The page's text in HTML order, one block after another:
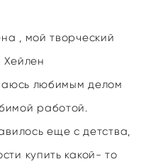
, мой творческий
Хейлен
любимым делом
работой.
еще с детства,
купить какой- то